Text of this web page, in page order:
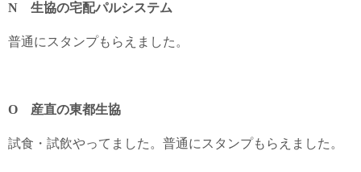
N 生協の宅配パルシステム
普通にスタンプもらえました。
O 産直の東都生協
試食・試飲やってました。普通にスタンプもらえました。